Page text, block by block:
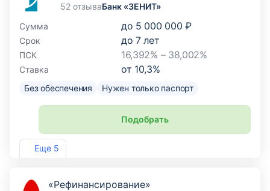
Еще 5
52 отзываБанк «ЗЕНИТ»
Сумма
до 5 000 000 ₽
Срок до7лет
ПСК 16,392% – 38,002%
Ставка от 10,3%
Без обеспечения Нужен только паспорт
Подобрать
Лиц. №3255
«Рефинансирование»